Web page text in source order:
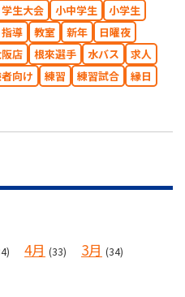
学生大会 小中学生
小学生
指導 教室 新年
日曜夜
店 根來選手 水バス
求人
向け 練習 練習試合
縁日
4月 (33) 3月 (34)